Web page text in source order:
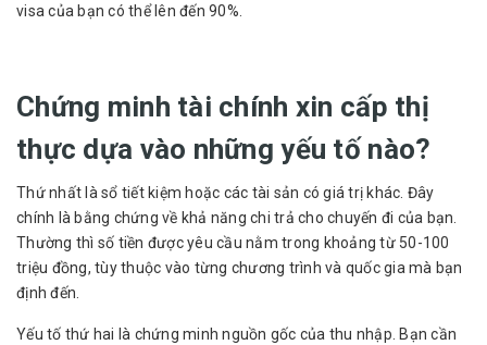
visa của bạn có thể lên đến 90%.
Chứng minh tài chính xin cấp thị
thực dựa vào những yếu tố nào?
Thứ nhất là sổ tiết kiệm hoặc các tài sản có giá trị khác. Đây
chính là bằng chứng về khả năng chi trả cho chuyến đi của bạn.
Thường thì số tiền được yêu cầu nằm trong khoảng từ 50-100
triệu đồng, tùy thuộc vào từng chương trình và quốc gia mà bạn
định đến.
Yếu tố thứ hai là chứng minh nguồn gốc của thu nhập. Bạn cần